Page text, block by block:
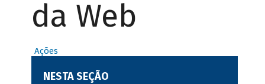
da Web
Ações
NESTA SEÇÃO